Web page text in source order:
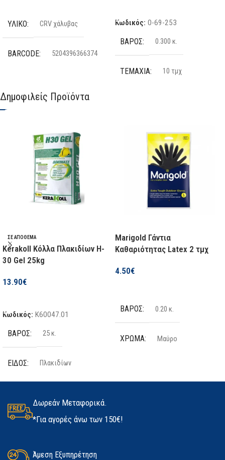
ΥΛΙΚΌ CRV χάλυβας
BARCODE 5204396366374
FF GROUP
ΔΙΑΘΕΣΙΜΌΤΗΤΑ
Σε απόθεμα
Κωδικός: 0-69-253
ΒΆΡΟΣ 0.300 κ.
ΤΕΜΆΧΙΑ 10 τμχ
ΚΩΔΙΚΌΣ ΕΡΓΟΣΤΑΣΊΟΥ
Stanley
Δημοφιλείς Προϊόντα
ΣΕ ΑΠΌΘΕΜΑ
Kerakoll Κόλλα Πλακιδίων H-
30 Gel 25kg
13.90€
Κωδικός: K60047.01
ΒΆΡΟΣ 25 κ.
ΕΊΔΟΣ Πλακιδίων
ΚΑΤΑΣΚΕΥΑΣΤΉΣ Kerakoll
ΔΙΑΘΕΣΙΜΌΤΗΤΑ
Marigold Γάντια
Καθαριότητας Latex 2 τμχ
4.50€
ΒΆΡΟΣ 0.20 κ.
ΧΡΏΜΑ Μαύρο
Δωρεάν Μεταφορικά.
*Για αγορές άνω των 150€!
Άμεση Εξυπηρέτηση